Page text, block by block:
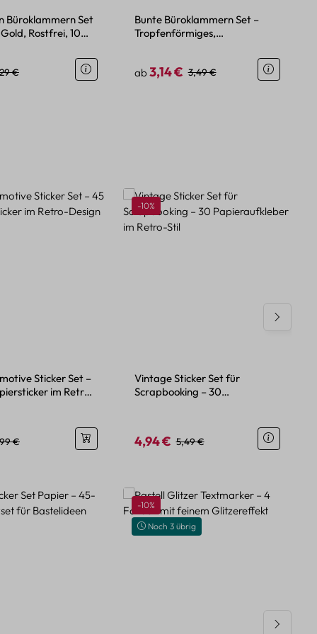
Büroklammern Set
Rostfrei, 10
Preis:
€
Bunte Büroklammern Set –
Tropfenförmiges,
Verkaufspreis:
ab3,14 € Regulärer Preis:
3,49 €
Sticker Set –
im Retro-
Preis:
€
Rabatt
-10%
Vintage Sticker Set für
Scrapbooking – 30
Verkaufspreis:
4,94 € Regulärer Preis:
5,49 €
Rabatt
-10%
Noch 3 übrig